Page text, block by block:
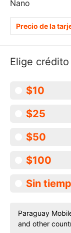
Nano
Precio de la
Elige
$10
$25
$50
$100
Sin
Paraguay
and other